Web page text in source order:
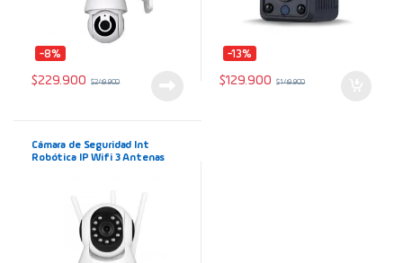
-8%
$229.900 $249.900
-13%
$129.900 $149.900
Cámara de Seguridad Int
Robótica IP Wifi 3 Antenas